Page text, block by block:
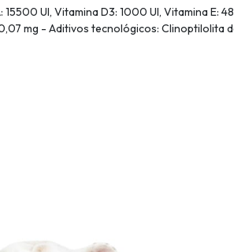
UI, Vitamina D3: 1000 UI, Vitamina E:
mg - Aditivos tecnológicos: